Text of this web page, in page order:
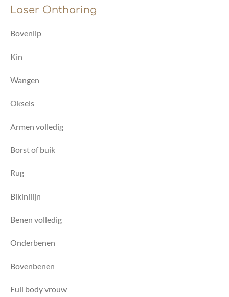
Laser Ontharing
Bovenlip
Kin
Wangen
Oksels
Armen volledig
Borst of buik
Rug
Bikinilijn
Benen volledig
Onderbenen
Bovenbenen
Full body vrouw